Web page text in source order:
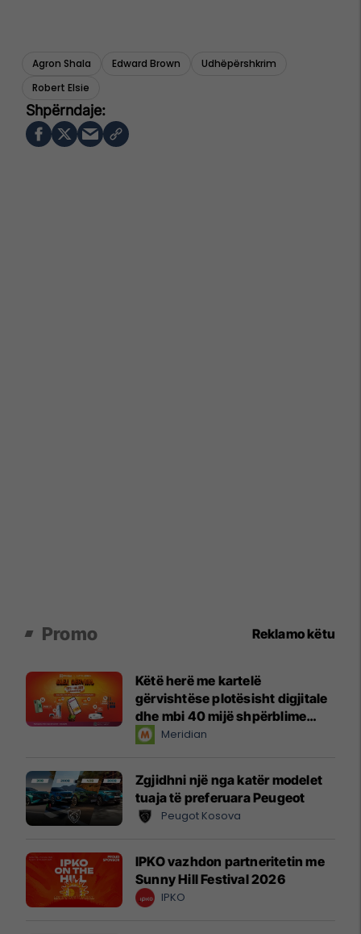
Agron Shala Edward Brown
Udhëpërshkrim
Robert Elsie
Promo Reklamo këtu
Këtë herë me kartelë
gërvishtëse plotësisht digjitale
dhe mbi 40 mijë shpërblime
instant!Meridian
Zgjidhni një nga katër modelet
tuaja të preferuara Peugeot
Peugot Kosova
IPKO vazhdon partneritetin me
Sunny Hill Festival 2026
IPKO